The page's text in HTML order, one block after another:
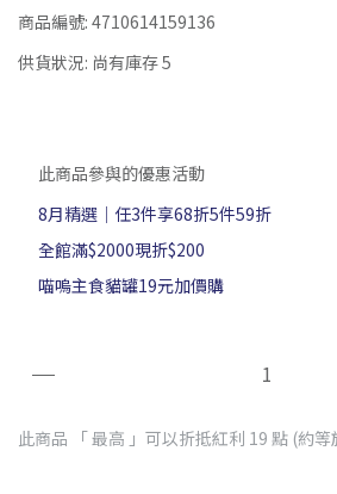
商品編號: 4710614159136
供貨狀況: 尚有庫存 5
此商品參與的優惠活動
8月精選｜任3件享68折5件59折
全館滿$2000現折$200
喵嗚主食貓罐19元加價購
此商品 「 最高 」可以折抵紅利 19 點 (約等